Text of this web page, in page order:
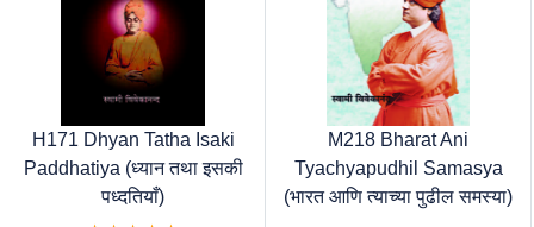
H171 Dhyan Tatha Isaki
Paddhatiya (ध्यान तथा इसकी
पध्दतियाँ)
M218 Bharat Ani
Tyachyapudhil Samasya
(भारत आणि त्याच्या पुढील समस्या)